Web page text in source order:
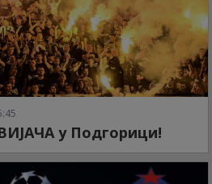
у Подгорици!